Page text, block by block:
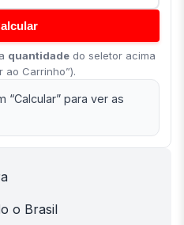
quantidade do seletor acima
ao Carrinho”).
“Calcular” para ver as
o Brasil